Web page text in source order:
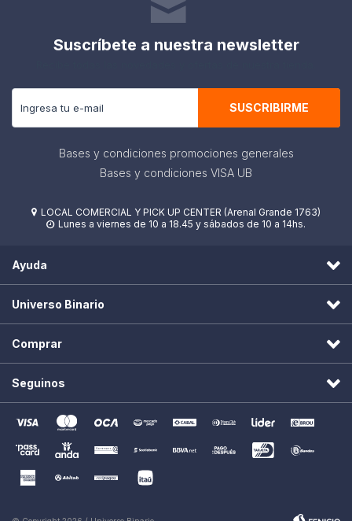
Suscríbete a nuestra newsletter
SUSCRIBIRME
Bases y condiciones promociones generales
Bases y condiciones VISA UB
 LOCAL COMERCIAL Y PICK UP CENTER (Arenal Grande 1763)
 Lunes a viernes de 10 a 18.45 y sábados de 10 a 14hs.
Ayuda
Universo Binario
Comprar
Seguinos